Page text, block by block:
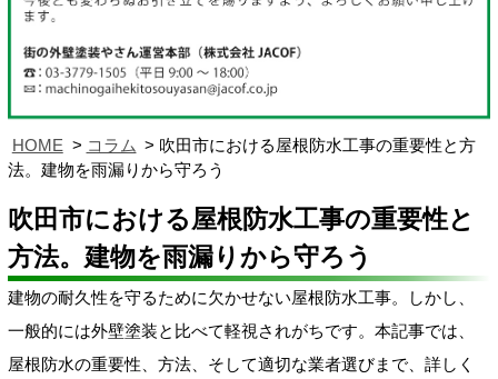
HOME コラム
吹田市における屋根防水工事の重要性と方
法。建物を雨漏りから守ろう
吹田市における屋根防水工事の重要性と
方法。建物を雨漏りから守ろう
建物の耐久性を守るために欠かせない屋根防水工事。しかし、
一般的には外壁塗装と比べて軽視されがちです。本記事では、
屋根防水の重要性、方法、そして適切な業者選びまで、詳しく